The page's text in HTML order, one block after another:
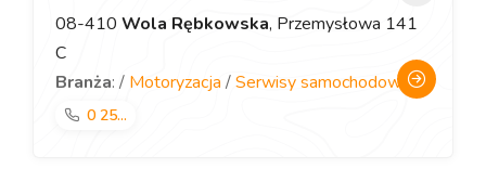
08-410 Wola Rębkowska, Przemysłowa 141
C
Branża: / Motoryzacja /Serwisy samochodowe
0 25...